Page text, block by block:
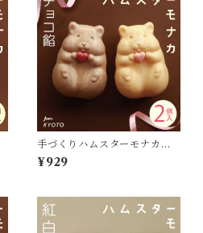
手づくりハムスターモナカチ
ョコ (２個入・チョコ餡)
¥929